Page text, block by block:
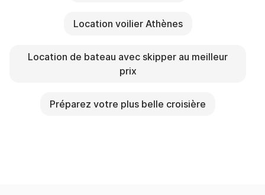
Location voilier Athènes
Location de bateau avec skipper au meilleur
prix
Préparez votre plus belle croisière